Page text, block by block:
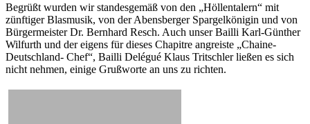
Begrüßt wurden wir standesgemäß von den „Höllentalern“ mit
zünftiger Blasmusik, von der Abensberger Spargelkönigin und von
Bürgermeister Dr. Bernhard Resch. Auch unser Bailli Karl-Günther
Wilfurth und der eigens für dieses Chapitre angreiste „Chaine-
Deutschland- Chef“, Bailli Delégué Klaus Tritschler ließen es sich
nicht nehmen, einige Grußworte an uns zu richten.